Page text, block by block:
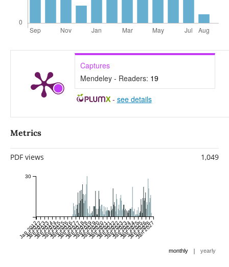
Captures
Mendeley - Readers: 19
- see details
Metrics
PDF views 1,049
Jan 2012
Jul 2012
Jan 2013
Jul 2013
Jan 2014
Jul 2014
Jan 2015
Jul 2015
Jan 2016
Jul 2016
Jan 2017
Jul 2017
Jan 2018
Jul 2018
Jan 2019
Jul 2019
Jan 2020
Jul 2020
Jan 2021
Jul 2021
Jan 2022
Jul 2022
Jan 2023
Jul 2023
Jan 2024
Jul 2024
Jan 2025
Jul 2025
Jan 2026
Jul 2026
Jan 2027
30
monthly | yearly